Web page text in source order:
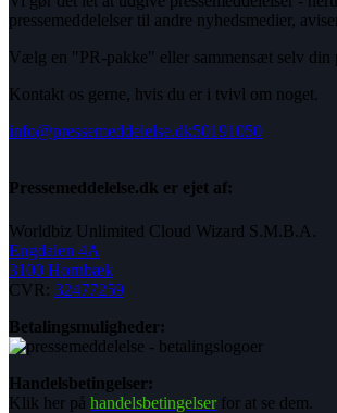
pressemeddelelser til andre nyhedsmedier,
Vælg en "PR-pakke" eller sammensæt selv din
Kontakt os gerne, hvis du er i tvivl om noget.
info@pressemeddelelse.dk50191050
Pressemeddelelse.dk er ejet af:
Worldbiz Unlimited Cloud Wizard S.M.B.A.
Engdalen 4A
3100 Hornbæk
CVR: 32477259
Betalingsmuligheder:
Handelsbetingelser:
Klik her på handelsbetingelserfor at se dem.